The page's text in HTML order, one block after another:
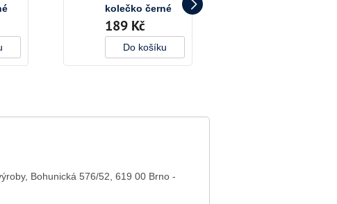
kolečko černé
189 Kč
Do košíku
Bohunická 576/52, 619 00 Brno -